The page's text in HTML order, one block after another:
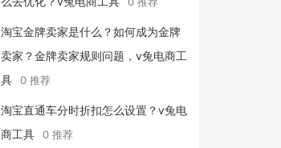
淘宝金牌卖家是什么？如何成为金牌
卖家？金牌卖家规则问题，v兔电商工
具
0 推荐
淘宝直通车分时折扣怎么设置？v兔电
商工具
0 推荐